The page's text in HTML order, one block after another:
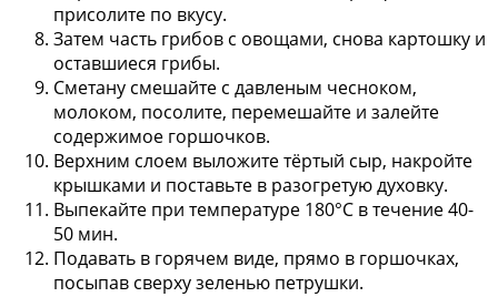
присолите по вкусу.
Затем часть грибов с овощами, снова картошку и
оставшиеся грибы.
Сметану смешайте с давленым чесноком,
молоком, посолите, перемешайте и залейте
содержимое горшочков.
Верхним слоем выложите тёртый сыр, накройте
крышками и поставьте в разогретую духовку.
Выпекайте при температуре 180°С в течение 40-
50 мин.
Подавать в горячем виде, прямо в горшочках,
посыпав сверху зеленью петрушки.